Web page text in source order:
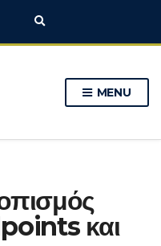
E
p
a
f
o
r
m
MENU
και